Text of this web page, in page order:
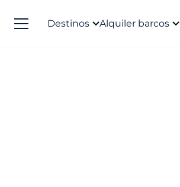
Destinos Alquiler barcos